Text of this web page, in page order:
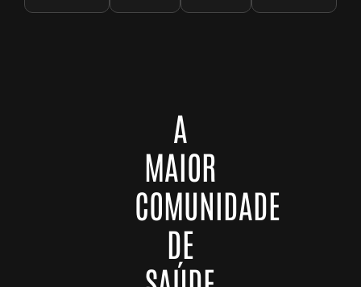
A
MAIOR
COMUNIDADE
DE